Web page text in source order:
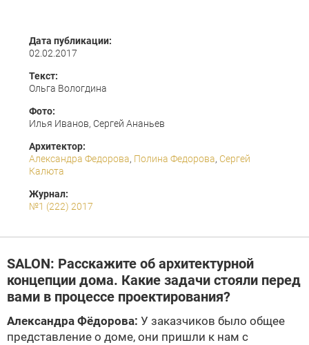
Дата публикации:
02.02.2017
Текст:
Ольга Вологдина
Фото:
Илья Иванов, Сергей Ананьев
Архитектор:
Александра Федорова, Полина Федорова, Сергей
Калюта
Журнал:
№1 (222) 2017
SALON: Расскажите об архитектурной
концепции дома. Какие задачи стояли перед
вами в процессе проектирования?
Александра Фёдорова: У заказчиков было общее
представление о доме, они пришли к нам с